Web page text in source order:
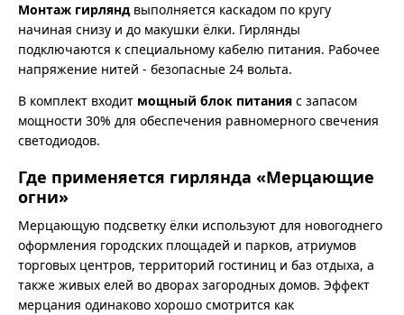
Монтаж гирляндвыполняется каскадом по кругу
начиная снизу и до макушки ёлки. Гирлянды
подключаются к специальному кабелю питания. Рабочее
напряжение нитей - безопасные 24 вольта.
В комплект входит мощный блок питания с запасом
мощности 30% для обеспечения равномерного свечения
светодиодов.
Где применяется гирлянда «Мерцающие
огни»
Мерцающую подсветку ёлки используют для новогоднего
оформления городских площадей и парков, атриумов
торговых центров, территорий гостиниц и баз отдыха, а
также живых елей во дворах загородных домов. Эффект
мерцания одинаково хорошо смотрится как